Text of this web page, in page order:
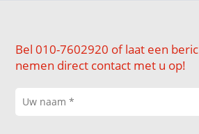
Bel 010-7602920 of laat een
nemen direct contact met u op!